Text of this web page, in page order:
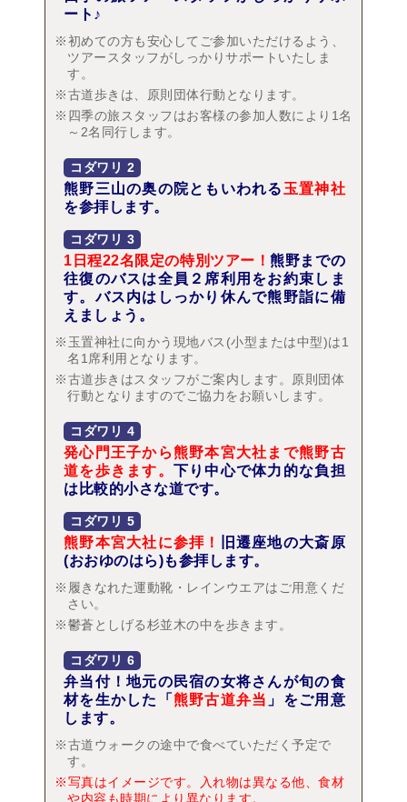
ート♪
※初めての方も安心してご参加いただけるよう、
ツアースタッフがしっかりサポートいたしま
す。
※古道歩きは、原則団体行動となります。
※四季の旅スタッフはお客様の参加人数により1名
～2名同行します。
コダワリ 2
熊野三山の奥の院ともいわれる 玉置神社
を参拝します。
コダワリ 3
1日程22名限定の特別ツアー！熊野までの
往復のバスは全員２席利用をお約束しま
す。バス内はしっかり休んで熊野詣に備
えましょう。
※玉置神社に向かう現地バス(小型または中型)は1
名1席利用となります。
※古道歩きはスタッフがご案内します。原則団体
行動となりますのでご協力をお願いします。
コダワリ 4
発心門王子から熊野本宮大社まで熊野古
道を歩きます。 下り中心で体力的な負担
は比較的小さな道です。
コダワリ 5
熊野本宮大社に参拝！
旧遷座地の大斎原
(おおゆのはら)も参拝します。
※履きなれた運動靴・レインウエアはご用意くだ
さい。
※鬱蒼としげる杉並木の中を歩きます。
コダワリ 6
弁当付！地元の民宿の女将さんが旬の食
材を生かした「 熊野古道弁当 」をご用意
します。
※古道ウォークの途中で食べていただく予定で
す。
※写真はイメージです。入れ物は異なる他、食材
や内容も時期により異なります。